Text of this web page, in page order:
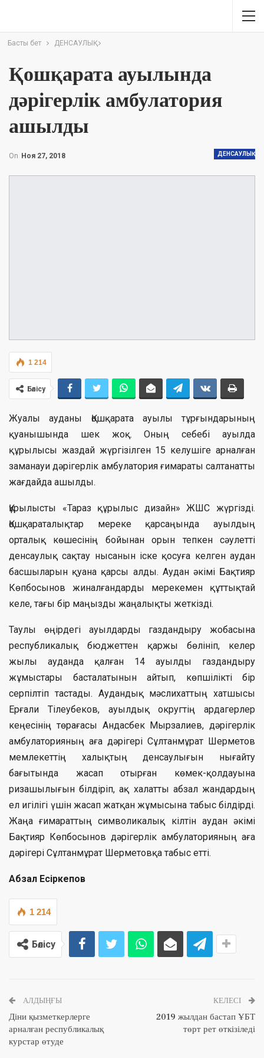
Басты бет ДЕНСАУЛЫҚ
Қошқарата ауылында
дәрігерлік амбулатория
ашылды
ДЕНСАУЛЫҚ
On Ноя 27, 2018
1 214
Бөлісу
Жуалы ауданы Қошқарата ауылы тұрғындарының
қуанышында шек жоқ. Оның себебі ауылда
құрылысы жаздай жүргізілген 15 келушіге арналған
заманауи дәрігерлік амбулатория ғимараты салтанатты
жағдайда ашылды.
Құрылысты «Тараз құрылыс дизайн» ЖШС жүргізді.
Қошқараталықтар мереке қарсаңында ауылдың
орталық көшесінің бойынан орын тепкен сәулетті
денсаулық сақтау нысанын іске қосуға келген аудан
басшыларын қуана қарсы алды. Аудан әкімі Бақтияр
Көпбосынов жиналғандарды мерекемен құттықтай
келе, тағы бір маңызды жаңалықты жеткізді.
Таулы өңірдегі ауылдарды газдандыру жобасына
республикалық бюджеттен қаржы бөлініп, келер
жылы ауданда қалған 14 ауылды газдандыру
жұмыстары басталатынын айтып, көпшілікті бір
серпілтіп тастады. Аудандық мәслихаттың хатшысы
Ерғали Тілеубеков, ауылдық округтің ардагерлер
кеңесінің төрағасы Андасбек Мырзалиев, дәрігерлік
амбулаторияның аға дәрігері Сұлтанмұрат Шерметов
мемлекеттің халықтың денсаулығын нығайту
бағытында жасап отырған көмек-қолдауына
ризашылығын білдіріп, ақ халатты абзал жандардың
ел игілігі үшін жасап жатқан жұмысына табыс білдірді.
Жаңа ғимараттың символикалық кілтін аудан әкімі
Бақтияр Көпбосынов дәрігерлік амбулаторияның аға
дәрігері Сұлтанмұрат Шерметовқа табыс етті.
Абзал Есіркепов
1 214
Бөлісу
АЛДЫҢҒЫ
Діни қызметкерлерге
арналған республикалық
курстар өтуде
КЕЛЕСІ
2019 жылдан бастап ҰБТ
төрт рет өткізіледі